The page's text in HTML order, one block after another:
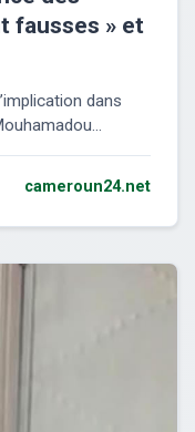
fausses » et
dans
cameroun24.net